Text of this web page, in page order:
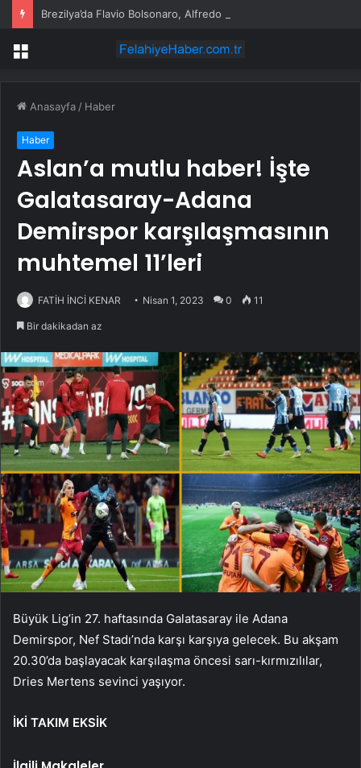
Menü
Anasayfa / Haber
Haber
Aslan’a mutlu haber! İşte
Galatasaray-Adana
Demirspor karşılaşmasının
muhtemel 11’leri
FATİH İNCİ KENAR Nisan 1, 2023 0 11
Bir dakikadan az
Büyük Lig’in 27. haftasında Galatasaray ile Adana
Demirspor, Nef Stadı’nda karşı karşıya gelecek. Bu akşam
20.30’da başlayacak karşılaşma öncesi sarı-kırmızılılar,
Dries Mertens sevinci yaşıyor.
İKİ TAKIM EKSİK